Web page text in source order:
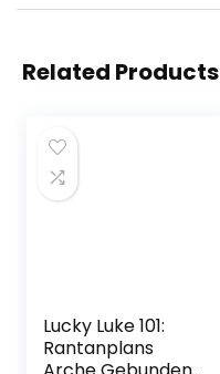
Related Products
Lucky Luke 101:
Rantanplans